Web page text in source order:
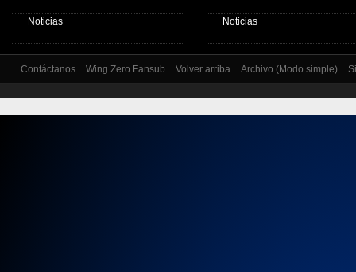
Noticias Noticias
Contáctanos Wing Zero Fansub Volver arriba Archivo (Modo simple)